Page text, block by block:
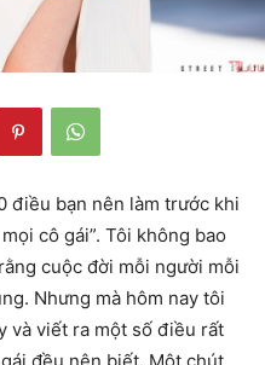
điều bạn nên làm trước khi
cô gái”. Tôi không bao
cuộc đời mỗi người mỗi
Nhưng mà hôm nay tôi
và viết ra một số điều rất
đều nên biết. Một chút